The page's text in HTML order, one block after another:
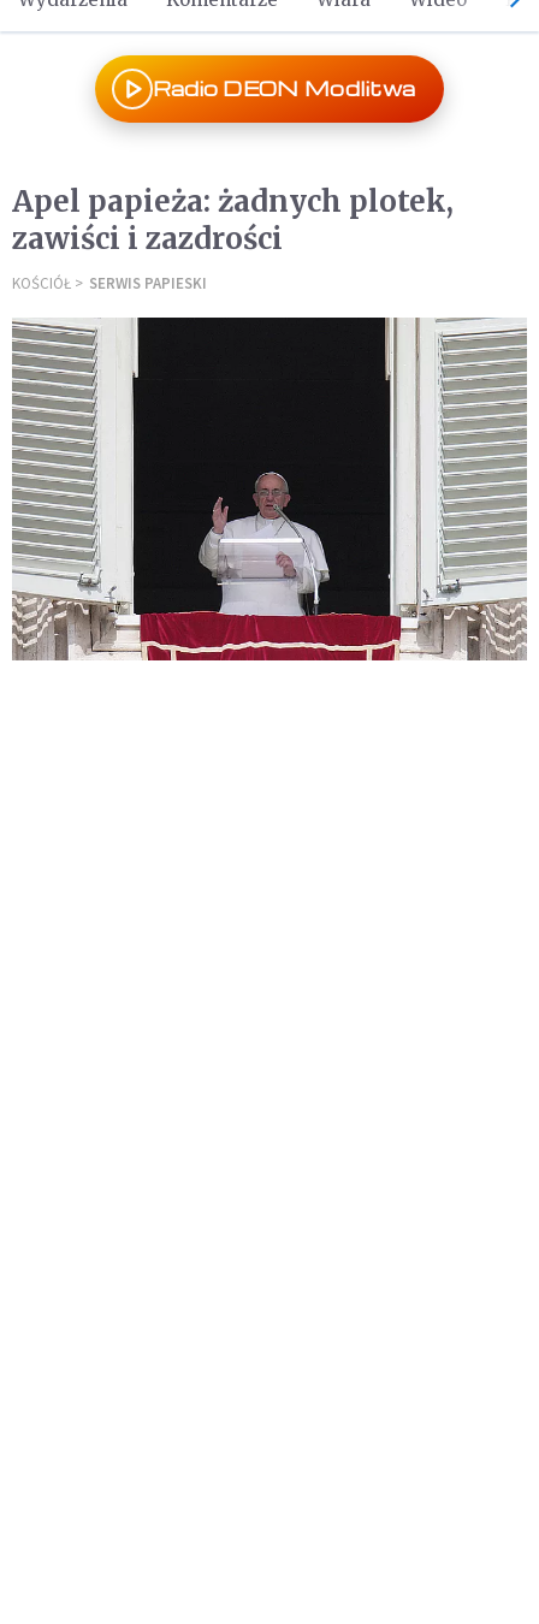
Radio DEON Modlitwa
Apel papieża: żadnych plotek,
zawiści i zazdrości
KOŚCIÓŁ SERWIS PAPIESKI